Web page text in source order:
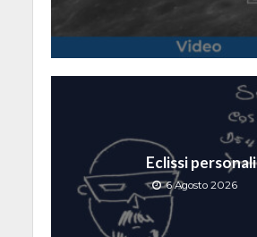
Eclissi personali
6 Agosto 2026